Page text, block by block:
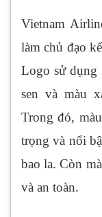
Vietnam
làm chủ đạo
Logo sử dụng
sen và màu
Trong đó,
trọng và nổi
bao la. Còn
và an toàn.